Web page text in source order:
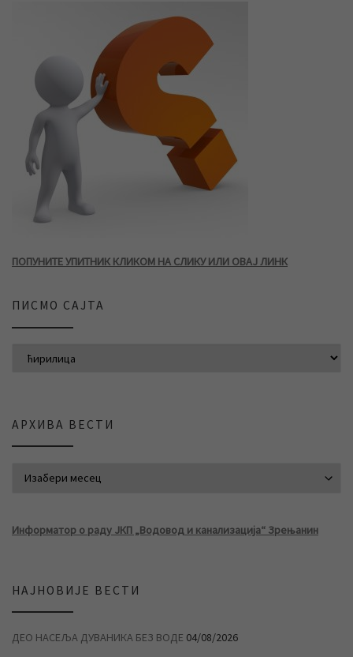
ПОПУНИТЕ УПИТНИК КЛИКОМ НА СЛИКУ ИЛИ ОВАЈ ЛИНК
ПИСМО САЈТА
АРХИВА ВЕСТИ
Информатор о раду ЈКП „Водовод и канализација“ Зрењанин
НАЈНОВИЈЕ ВЕСТИ
ДЕО НАСЕЉА ДУВАНИКА БЕЗ ВОДЕ 04/08/2026